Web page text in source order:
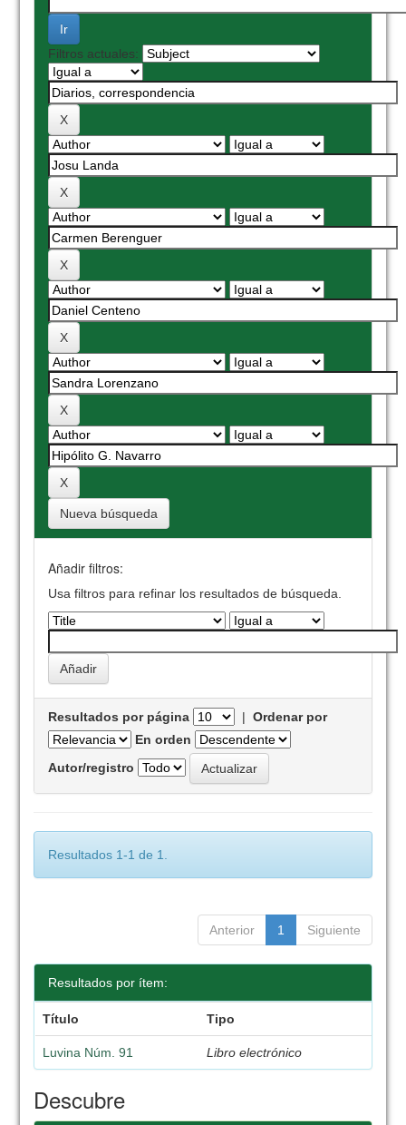
Filtros actuales:
Nueva búsqueda
Añadir filtros:
Usa filtros para refinar los resultados de búsqueda.
Resultados por página |Ordenar por
En orden
Autor/registro
Resultados 1-1 de 1.
Anterior 1 Siguiente
Resultados por ítem:
Título Tipo
Luvina Núm. 91 Libro electrónico
Descubre